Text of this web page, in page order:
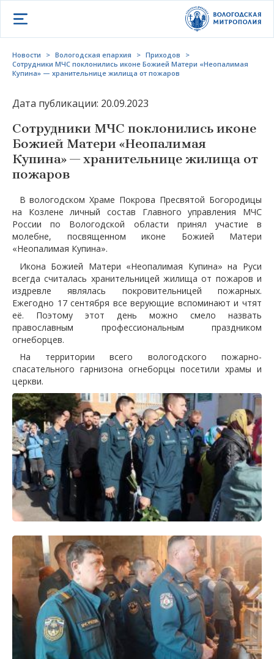
Открыть меню
Новости > Вологодская епархия > Приходов
>
Сотрудники МЧС поклонились иконе Божией Матери «Неопалимая
Купина» — хранительнице жилища от пожаров
Дата публикации: 20.09.2023
Сотрудники МЧС поклонились иконе
Божией Матери «Неопалимая
Купина» — хранительнице жилища от
пожаров
В вологодском Храме Покрова Пресвятой Богородицы
на Козлене личный состав Главного управления МЧС
России по Вологодской области принял участие в
молебне, посвященном иконе Божией Матери
«Неопалимая Купина».
Икона Божией Матери «Неопалимая Купина» на Руси
всегда считалась хранительницей жилища от пожаров и
издревле являлась покровительницей пожарных.
Ежегодно 17 сентября все верующие вспоминают и чтят
её. Поэтому этот день можно смело назвать
православным профессиональным праздником
огнеборцев.
На территории всего вологодского пожарно-
спасательного гарнизона огнеборцы посетили храмы и
церкви.